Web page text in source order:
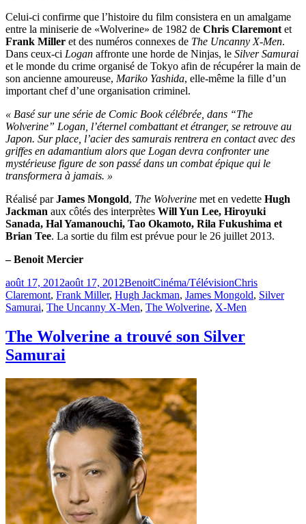
Celui-ci confirme que l’histoire du film consistera en un amalgame
entre la miniserie de «Wolverine» de 1982 de Chris Claremont et
Frank Miller et des numéros connexes de The Uncanny X-Men.
Dans ceux-ci Logan affronte une horde de Ninjas, le Silver Samurai
et le monde du crime organisé de Tokyo afin de récupérer la main de
son ancienne amoureuse, Mariko Yashida, elle-même la fille d’un
important chef d’une organisation criminel.
« Basé sur une série de Comic Book célébrée, dans “The
Wolverine” Logan, l’éternel combattant et étranger, se retrouve au
Japon. Sur place, l’acier des samurais rentrera en contact avec des
griffes en adamantium alors que Logan devra confronter une
mystérieuse figure de son passé dans un combat épique qui le
transformera à jamais. »
Réalisé parJames Mongold, The Wolverine met en vedette Hugh
Jackman aux côtés des interprètes Will Yun Lee, Hiroyuki
Sanada, Hal Yamanouchi, Tao Okamoto, Rila Fukushima et
Brian Tee. La sortie du film est prévue pour le 26 juillet 2013.
– Benoit Mercier
Publié
le
août 17, 2012août 17, 2012BenoitCatégories
Cinéma/TélévisionÉtiquettes
Chris
Claremont, Frank Miller, Hugh Jackman, James Mongold, Silver
Samurai, The Uncanny X-Men, The Wolverine, X-Men
The Wolverine a trouvé son Silver
Samurai